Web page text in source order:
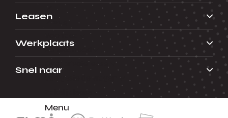
Terug
Menu
Leasen
Werkplaats
Snel naar